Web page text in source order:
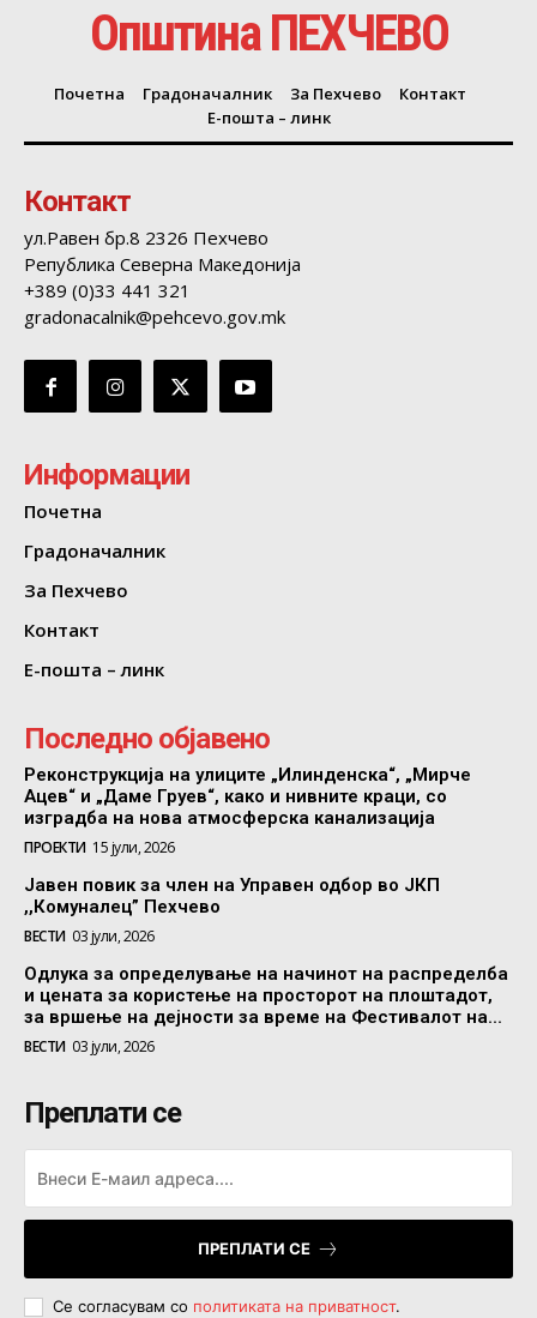
Општина ПЕХЧЕВО
Почетна Градоначалник За Пехчево
Контакт
Е-пошта – линк
Контакт
ул.Равен бр.8 2326 Пехчево
Република Северна Македонија
+389 (0)33 441 321
gradonacalnik@pehcevo.gov.mk
Информации
Почетна
Градоначалник
За Пехчево
Контакт
Е-пошта – линк
Последно објавено
Реконструкција на улиците „Илинденска“, „Мирче
Ацев“ и „Даме Груев“, како и нивните краци, со
изградба на нова атмосферска канализација
ПРОЕКТИ 15 јули, 2026
Јавен повик за член на Управен одбор во ЈКП
,,Комуналец” Пехчево
ВЕСТИ 03 јули, 2026
Одлука за определување на начинот на распределба
и цената за користење на просторот на плоштадот,
за вршење на дејности за време на Фестивалот на...
ВЕСТИ 03 јули, 2026
Преплати се
ПРЕПЛАТИ СЕ
Се согласувам со политиката на приватност.